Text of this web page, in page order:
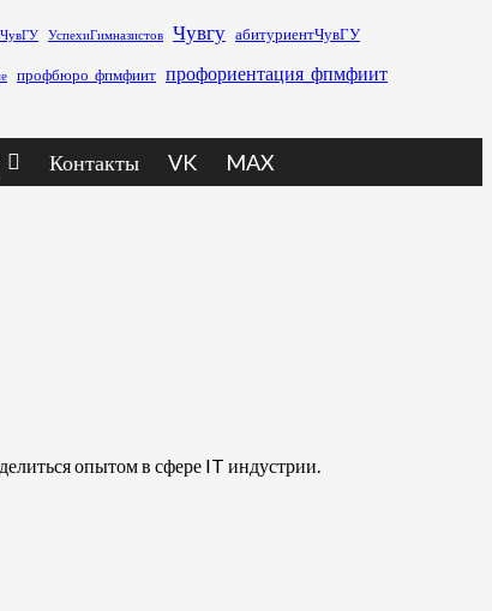
УспехиГимназистов Чувгу абитуриентЧувГУ
профбюро_фпмфиит профориентация_фпмфиит
Контакты VK MAX
опытом в сфере IT индустрии.